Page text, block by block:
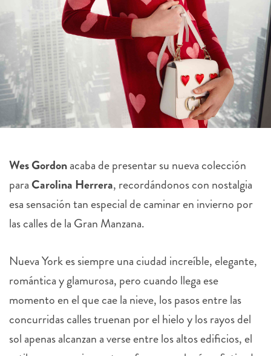
paraCarolina Herrera, recordándonos con nostalgia
esa sensación tan especial de caminar en invierno por
las calles de la Gran Manzana.
romántica y glamurosa, pero cuando llega ese
momento en el que cae la nieve, los pasos entre las
concurridas calles truenan por el hielo y los rayos del
sol apenas alcanzan a verse entre los altos edificios, el
estilo neoyorquino se transforma en el más sofisticado